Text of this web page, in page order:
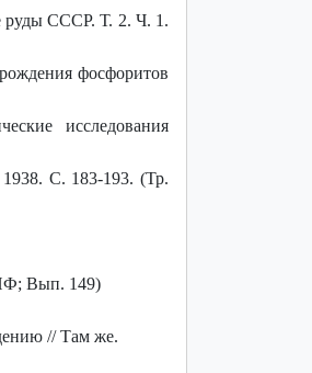
руды СССР. Т. 2. Ч. 1.
фосфоритов
исследования
С. 183-193. (Тр.
Вып. 149)
// Там же.